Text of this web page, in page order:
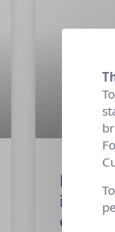
que